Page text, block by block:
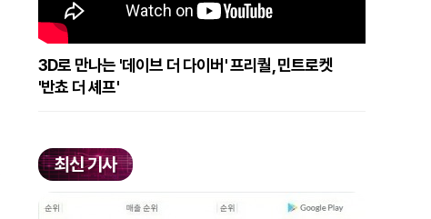
3D로 만나는 '데이브 더 다이버' 프리퀄, 민트로켓
'반쵸 더 셰프'
최신 기사